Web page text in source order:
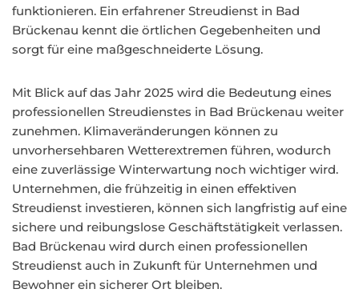
funktionieren. Ein erfahrener Streudienst in Bad
Brückenau kennt die örtlichen Gegebenheiten und
sorgt für eine maßgeschneiderte Lösung.
Mit Blick auf das Jahr 2025 wird die Bedeutung eines
professionellen Streudienstes in Bad Brückenau weiter
zunehmen. Klimaveränderungen können zu
unvorhersehbaren Wetterextremen führen, wodurch
eine zuverlässige Winterwartung noch wichtiger wird.
Unternehmen, die frühzeitig in einen effektiven
Streudienst investieren, können sich langfristig auf eine
sichere und reibungslose Geschäftstätigkeit verlassen.
Bad Brückenau wird durch einen professionellen
Streudienst auch in Zukunft für Unternehmen und
Bewohner ein sicherer Ort bleiben.